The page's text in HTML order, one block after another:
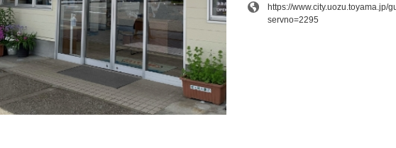
https://www.city.uozu.toyama.jp/
servno=2295